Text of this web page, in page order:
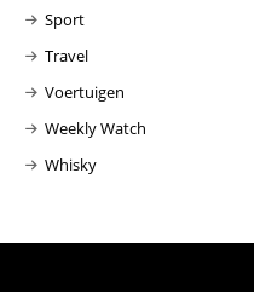
Sport
Travel
Voertuigen
Weekly Watch
Whisky